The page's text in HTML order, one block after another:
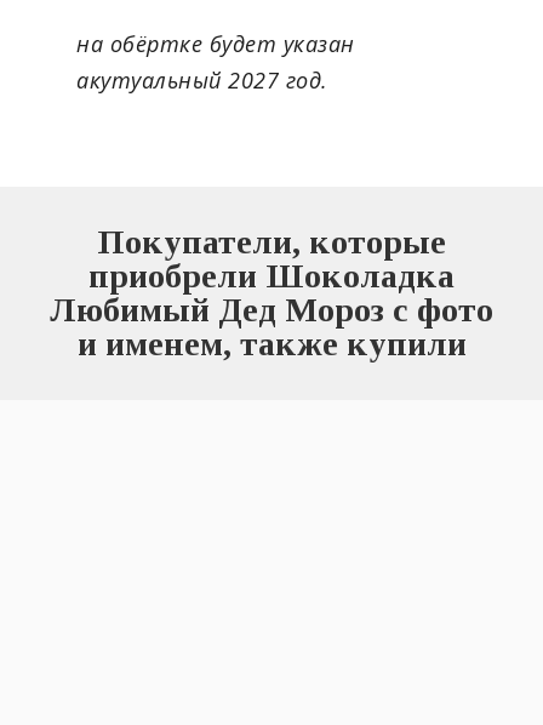
на обёртке будет указан
акутуальный 2027 год.
Покупатели, которые
приобрели Шоколадка
Любимый Дед Мороз с фото
и именем, также купили